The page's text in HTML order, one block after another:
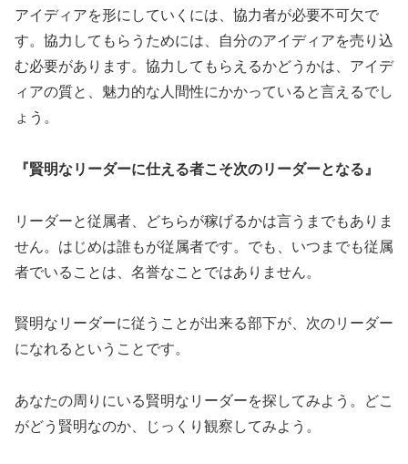
アイディアを形にしていくには、協力者が必要不可欠で
す。協力してもらうためには、自分のアイディアを売り込
む必要があります。協力してもらえるかどうかは、アイデ
ィアの質と、魅力的な人間性にかかっていると言えるでし
ょう。
『賢明なリーダーに仕える者こそ次のリーダーとなる』
リーダーと従属者、どちらが稼げるかは言うまでもありま
せん。はじめは誰もが従属者です。でも、いつまでも従属
者でいることは、名誉なことではありません。
賢明なリーダーに従うことが出来る部下が、次のリーダー
になれるということです。
あなたの周りにいる賢明なリーダーを探してみよう。どこ
がどう賢明なのか、じっくり観察してみよう。